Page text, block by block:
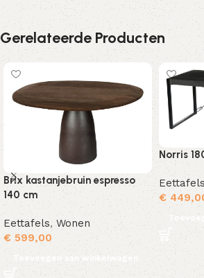
Gerelateerde Producten
Brix kastanjebruin espresso
140 cm
Eettafels,Wonen
€599,00
Toevoegen aan winkelwagen
Norris
Eettafels
€